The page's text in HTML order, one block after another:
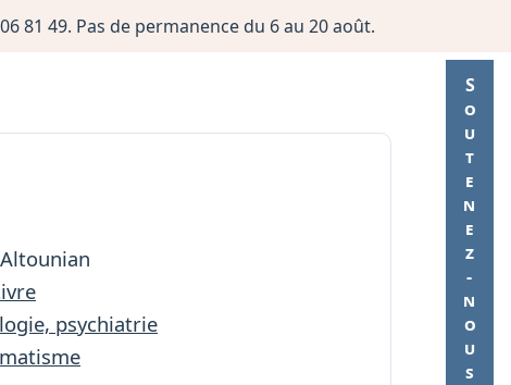
81 49. Pas de permanence du 6 au 20 août.
Soutenez-nous
psychiatrie